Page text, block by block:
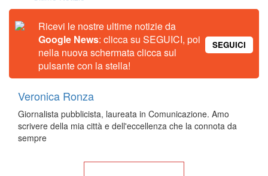
Ricevi le nostre ultime notizie da
Google News: clicca su SEGUICI, poi
nella nuova schermata clicca sul
pulsante con la stella!
SEGUICI
Veronica Ronza
Giornalista pubblicista, laureata in Comunicazione. Amo
scrivere della mia città e dell'eccellenza che la connota da
sempre